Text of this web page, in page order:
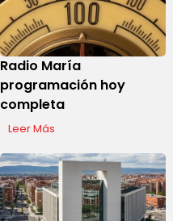
Radio María
programación hoy
completa
Leer Más